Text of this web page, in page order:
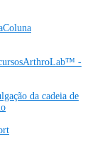
Coluna
ArthroLab™ -
da cadeia de